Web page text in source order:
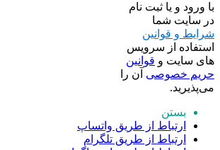
با ورود و یا ثبت نام
در سایت شما
شرایط و قوانین
استفاده از سرویس
های سایت و قوانین
حریم خصوصی آن را
می‌پذیرید.
بستن
ارتباط از طریق واتساپ
ارتباط از طریق تلگرام